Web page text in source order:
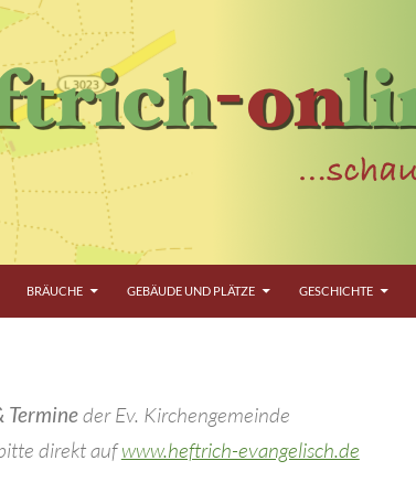
BRÄUCHE GEBÄUDE UND PLÄTZE GESCHICHTE
Termineder Ev. Kirchengemeinde
direkt aufwww.heftrich-evangelisch.de